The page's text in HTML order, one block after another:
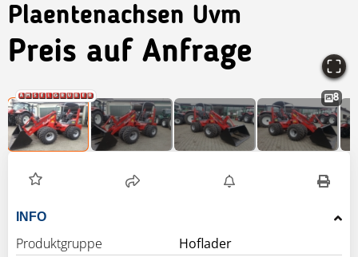
Plaentenachsen Uvm
Preis auf Anfrage
8
INFO
Produktgruppe
Hoflader